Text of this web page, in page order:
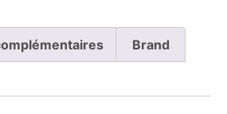
Brand